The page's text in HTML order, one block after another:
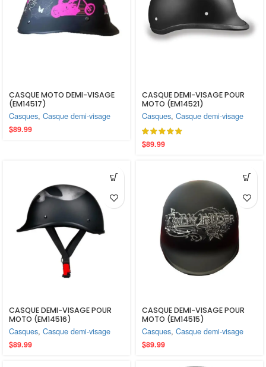
CASQUE MOTO DEMI-VISAGE
(EM14517)
Casques, Casque demi-visage
$89.99
CASQUE DEMI-VISAGE POUR
MOTO (EM14521)
Casques, Casque demi-visage
$89.99
CASQUE DEMI-VISAGE POUR
MOTO (EM14516)
Casques, Casque demi-visage
$89.99
CASQUE DEMI-VISAGE POUR
MOTO (EM14515)
Casques, Casque demi-visage
$89.99